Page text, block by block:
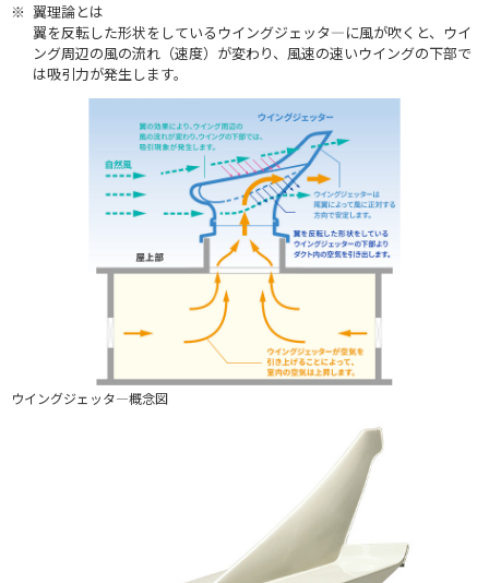
※ 翼理論とは
翼を反転した形状をしているウイングジェッタ―に風が吹くと、ウイ
ング周辺の風の流れ（速度）が変わり、風速の速いウイングの下部で
は吸引力が発生します。
ウイングジェッタ―概念図